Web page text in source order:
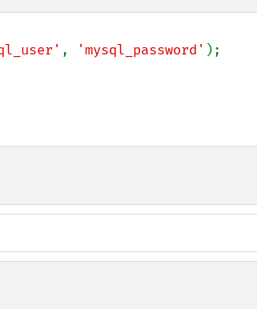
, 'mysql_password'